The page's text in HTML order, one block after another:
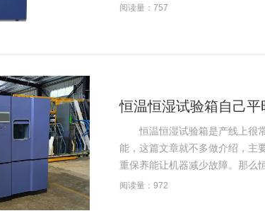
阅读量：757
恒温恒湿试验箱自己
恒温恒湿试验箱是产线上很常
能，这篇文章就不多做介绍，主
重保养能让机器减少故障。那么
阅读量：972